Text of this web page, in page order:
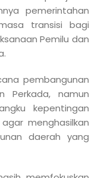
pemerintahan
transisi bagi
Pemilu dan
pembangunan
Perkada, namun
kepentingan
menghasilkan
daerah yang